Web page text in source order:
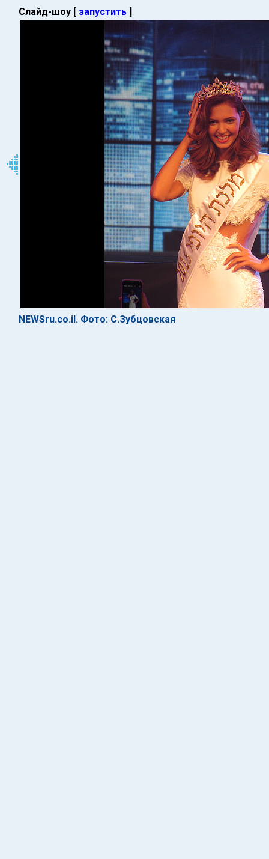
Слайд-шоу [ запустить ]
NEWSru.co.il. Фото: С.Зубцовская